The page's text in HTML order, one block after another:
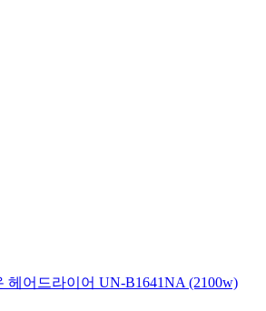
헤어드라이어 UN-B1641NA (2100w)